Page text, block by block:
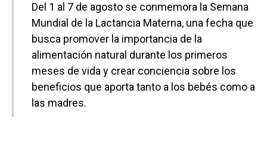
Del 1 al 7 de agosto se conmemora la Semana
Mundial de la Lactancia Materna, una fecha que
busca promover la importancia de la
alimentación natural durante los primeros
meses de vida y crear conciencia sobre los
beneficios que aporta tanto a los bebés como a
las madres.